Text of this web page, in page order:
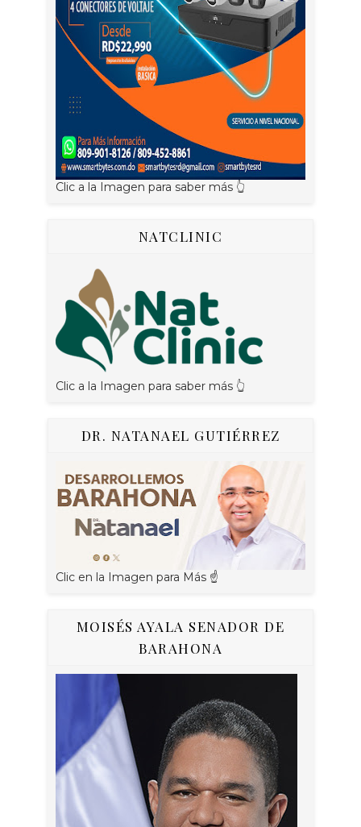
Clic a la Imagen para saber más 👆
NATCLINIC
Clic a la Imagen para saber más 👆
DR. NATANAEL GUTIÉRREZ
Clic en la Imagen para Más ☝
MOISÉS AYALA SENADOR DE
BARAHONA